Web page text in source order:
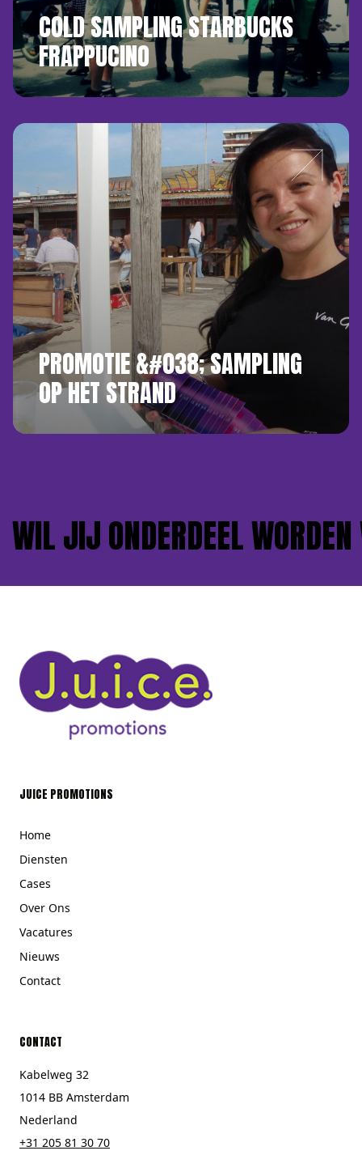
COLD SAMPLING STARBUCKS
FRAPPUCINO
PROMOTIE &#038; SAMPLING
OP HET STRAND
JIJ ONDERDEEL WORDEN
JUICE PROMOTIONS
Home
Diensten
Cases
Over Ons
Vacatures
Nieuws
Contact
CONTACT
Kabelweg 32
1014 BB Amsterdam
Nederland
+31 205 81 30 70